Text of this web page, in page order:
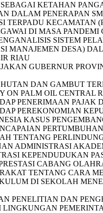
KETAHAN
DALAM PENERAPAN
TERPADU KECAMATAN
DI MASA
SISTEM
MANAJEMEN DESA)
RIAU
GUBERNUR
DAN GAMBUT
ON PALM OIL CENTRAL
PENERIMAAN PAJAK
PEREKONOMIAN
KASUS
TENTANG
ADMINISTRASI
KEPENDUDUKAN
CABANG
TENTANG CARA
DI SEKOLAH
PENELITIAN DAN